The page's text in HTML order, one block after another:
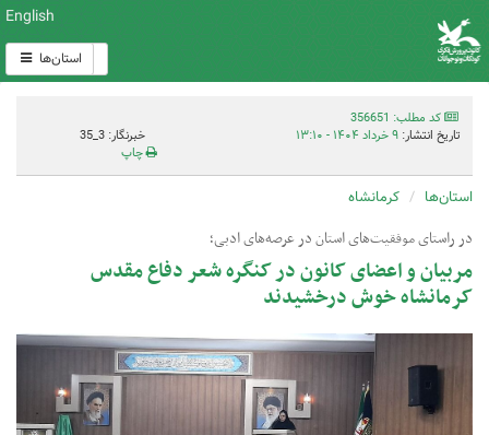
English
استان‌ها
کد مطلب: 356651
تاریخ انتشار: ۹ خرداد ۱۴۰۴ - ۱۳:۱۰
خبرنگار: 3_35
چاپ
استان‌ها کرمانشاه
در راستای موفقیت‌های استان در عرصه‌های ادبی؛
مربیان و اعضای کانون در کنگره شعر دفاع مقدس
کرمانشاه خوش درخشیدند